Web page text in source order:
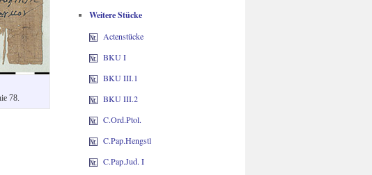
78.
Weitere Stücke
Actenstücke
BKU I
BKU III.1
BKU III.2
C.Ord.Ptol.
C.Pap.Hengstl
C.Pap.Jud. I